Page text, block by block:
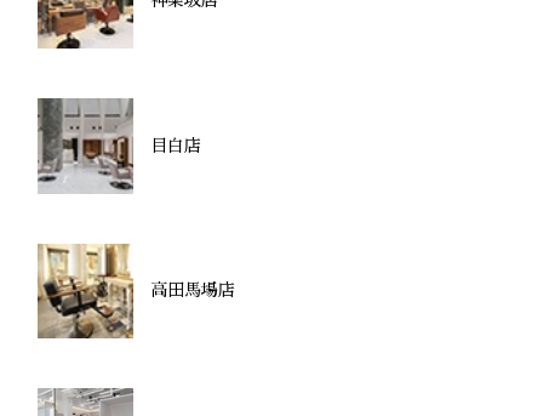
目白店
高田馬場店